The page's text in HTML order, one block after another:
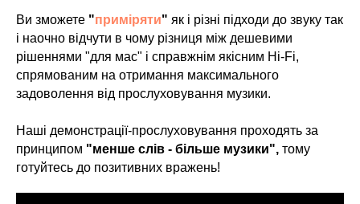
Ви зможете "приміряти" як і різні підходи до звуку так
і наочно відчути в чому різниця між дешевими
рішеннями "для мас" і справжнім якісним Hi-Fi,
спрямованим на отримання максимального
задоволення від прослуховування музики.
Наші демонстрації-прослуховування проходять за
принципом "менше слів - більше музики", тому
готуйтесь до позитивних вражень!